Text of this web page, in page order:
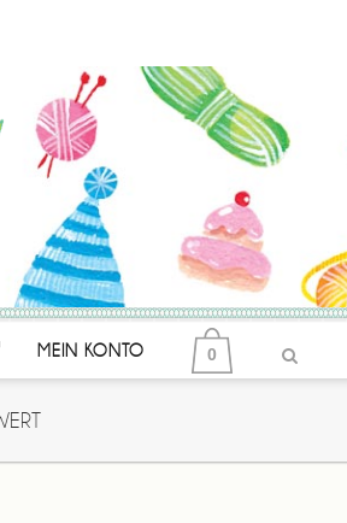
MEIN KONTO 0